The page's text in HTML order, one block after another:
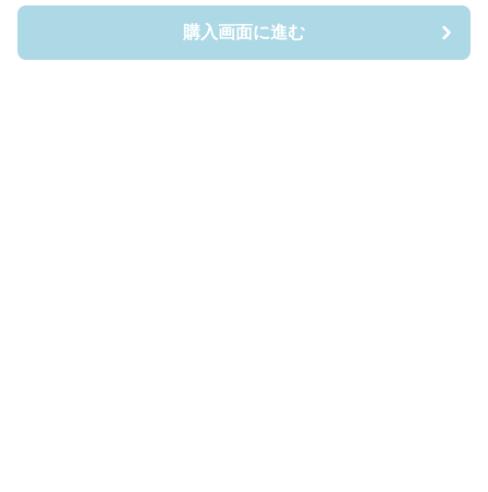
購入画面に進む
購入画面に進む